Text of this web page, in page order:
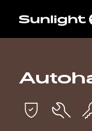
Nos